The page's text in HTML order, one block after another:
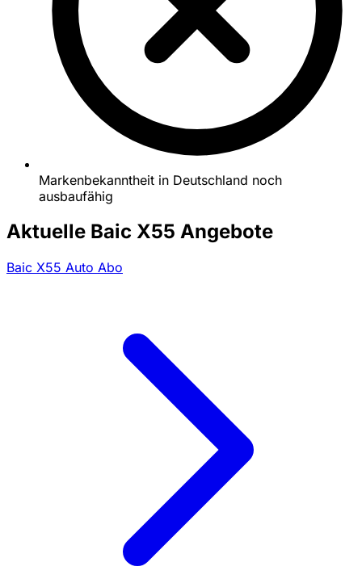
Markenbekanntheit in Deutschland noch
ausbaufähig
Aktuelle Baic X55 Angebote
Baic X55 Auto Abo